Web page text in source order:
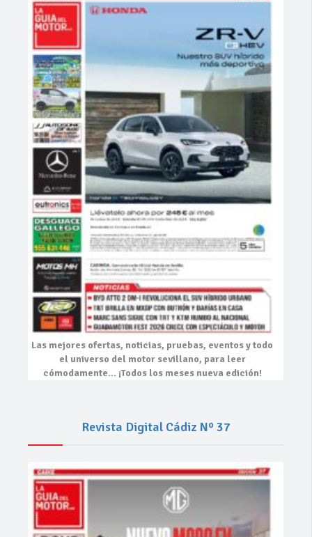
Las mejores ofertas, noticias, pruebas, eventosy todo
el universo del motor sevillano, para leer
cómodamente… ¡Todos los meses nueva edición!
Revista Digital Cádiz Nº 37